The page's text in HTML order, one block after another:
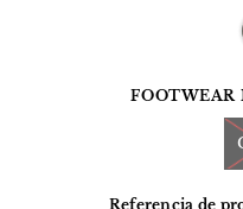
FOOTWEAR
Referencia de